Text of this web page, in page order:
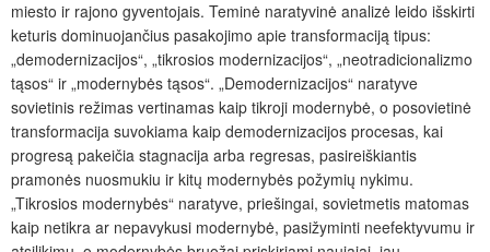
miesto ir rajono gyventojais. Teminė naratyvinė analizė leido išskirti
keturis dominuojančius pasakojimo apie transformaciją tipus:
„demodernizacijos“, „tikrosios modernizacijos“, „neotradicionalizmo
tąsos“ ir „modernybės tąsos“. „Demodernizacijos“ naratyve
sovietinis režimas vertinamas kaip tikroji modernybė, o posovietinė
transformacija suvokiama kaip demodernizacijos procesas, kai
progresą pakeičia stagnacija arba regresas, pasireiškiantis
pramonės nuosmukiu ir kitų modernybės požymių nykimu.
„Tikrosios modernybės“ naratyve, priešingai, sovietmetis matomas
kaip netikra ar nepavykusi modernybė, pasižyminti neefektyvumu ir